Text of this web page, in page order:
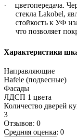
·
цветопередача.
стекла Lakobel,
стойкость к УФ
что позволяет
Характеристики
Направляющие
Hafele (подвесные)
Фасады
ЛДСП 1 цвета
Количество дверей
3
Отзывов: 0
Средняя оценка: 0